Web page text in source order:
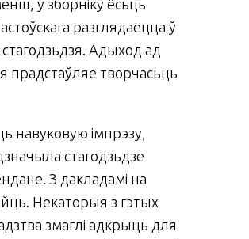
у зборніку ёсьць
разглядаецца ў
стагодзьдзя. Адыход ад
прадстаўляе творчасьць
навуковую імпрэзу,
стагодзьдзе
З дакладамі на
Некаторыя з гэтых
змаглі адкрыць для